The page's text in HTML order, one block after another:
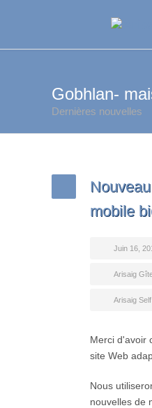
Gobhlan-
Dernières nouvelles
mobile
Juin 16,
Arisaig
Arisaig
Merci d'avoir
site Web
Nous
nouvelles de